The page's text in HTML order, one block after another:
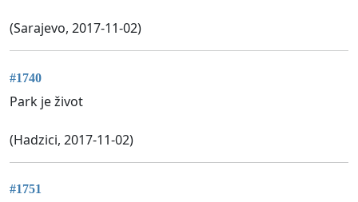
(Sarajevo, 2017-11-02)
#1740
Park je život
(Hadzici, 2017-11-02)
#1751